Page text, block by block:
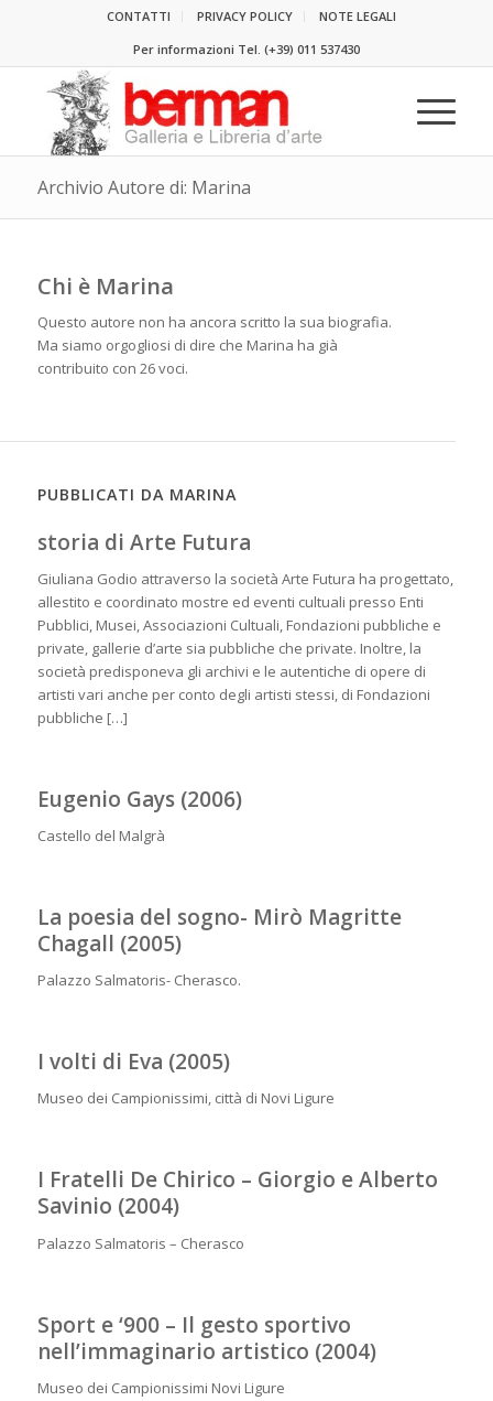
CONTATTI PRIVACY POLICY
NOTE LEGALI
Per informazioni Tel. (+39) 011 537430
Archivio Autore di: Marina
Chi è Marina
Questo autore non ha ancora scritto la sua biografia.
Ma siamo orgogliosi di dire che Marina ha già
contribuito con 26 voci.
PUBBLICATI DA MARINA
storia di Arte Futura
Giuliana Godio attraverso la società Arte Futura ha progettato,
allestito e coordinato mostre ed eventi cultuali presso Enti
Pubblici, Musei, Associazioni Cultuali, Fondazioni pubbliche e
private, gallerie d’arte sia pubbliche che private. Inoltre, la
società predisponeva gli archivi e le autentiche di opere di
artisti vari anche per conto degli artisti stessi, di Fondazioni
pubbliche […]
Eugenio Gays (2006)
Castello del Malgrà
La poesia del sogno- Mirò Magritte
Chagall (2005)
Palazzo Salmatoris- Cherasco.
I volti di Eva (2005)
Museo dei Campionissimi, città di Novi Ligure
I Fratelli De Chirico – Giorgio e Alberto
Savinio (2004)
Palazzo Salmatoris – Cherasco
Sport e ‘900 – Il gesto sportivo
nell’immaginario artistico (2004)
Museo dei Campionissimi Novi Ligure